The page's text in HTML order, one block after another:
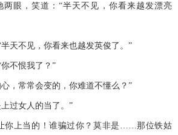
眼，笑道：“半天不见，你看来越发漂亮
不见，你看来也越发英俊了。”
不恨我了？”
常常会变的，你难道不懂么？”
过女人的当了。”
上当的！谁骗过你？莫非是……那位铁姑